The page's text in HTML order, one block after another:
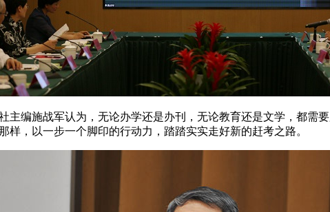
施战军认为，无论办学还是办刊，无论教育还是文学，都需
，以一步一个脚印的行动力，踏踏实实走好新的赶考之路。